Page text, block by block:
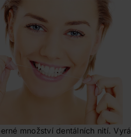
množství dentálních nití.